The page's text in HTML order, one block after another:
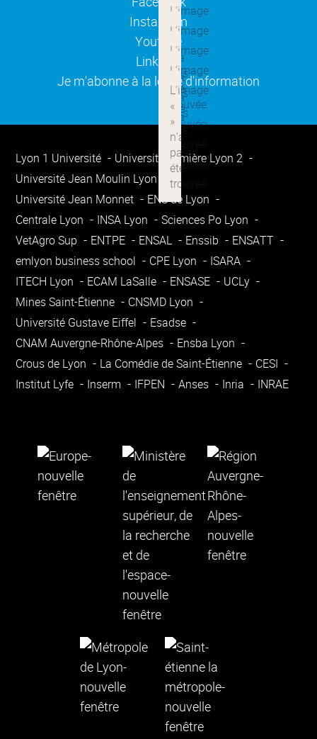
Instagram(ouverture dans une
Youtube(ouverture dans une
Linkedin
(ouverture dans une
Je m'abonne à la lettre d'information
(ouverture dans une
Lyon 1 Université
Université Lumière Lyon 2
Université Jean Moulin Lyon 3
Université Jean Monnet
ENS de Lyon
Centrale Lyon
INSA Lyon
Sciences Po Lyon
VetAgro Sup
ENTPE ENSAL Enssib
ENSATT
emlyon business school
CPE Lyon
ISARA
ITECH Lyon
ECAM LaSalle ENSASE
UCLy
Mines Saint-Étienne
CNSMD Lyon
Université Gustave Eiffel
Esadse
CNAM Auvergne-Rhône-Alpes
Ensba Lyon
Crous de Lyon
La Comédie de Saint-Étienne
CESI
Institut Lyfe
Inserm IFPEN Anses Inria INRAE